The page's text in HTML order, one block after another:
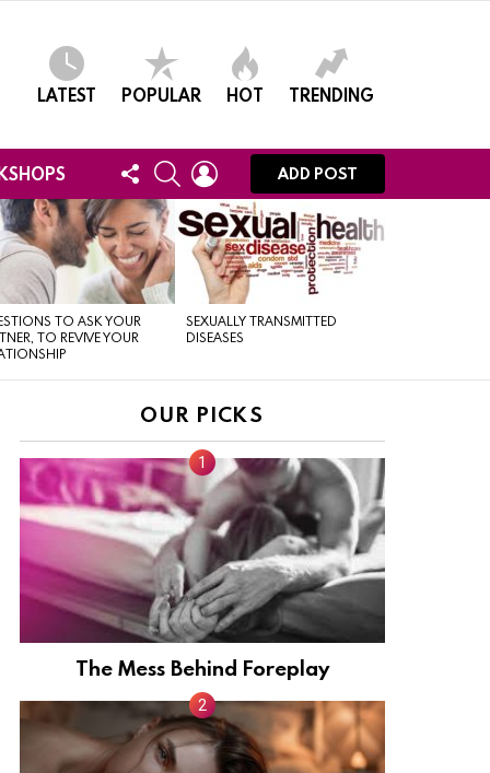
LATEST POPULAR HOT TRENDING
FOLLOW
US
SEARCHLOGIN
ADD POST
TO ASK YOUR
TO REVIVE YOUR
SEXUALLY TRANSMITTED
DISEASES
OUR PICKS
The Mess Behind Foreplay